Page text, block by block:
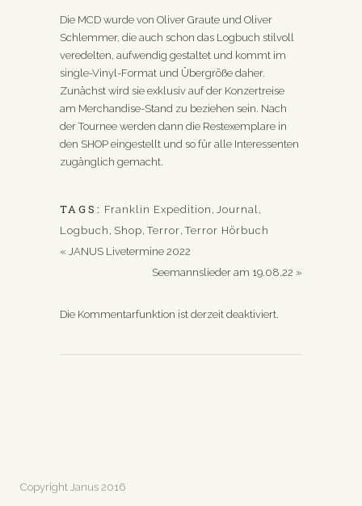
Die MCD wurde von Oliver Graute und Oliver
Schlemmer, die auch schon das Logbuch stilvoll
veredelten, aufwendig gestaltet und kommt im
single-Vinyl-Format und Übergröße daher.
Zunächst wird sie exklusiv auf der Konzertreise
am Merchandise-Stand zu beziehen sein. Nach
der Tournee werden dann die Restexemplare in
den SHOP eingestellt und so für alle Interessenten
zugänglich gemacht.
TAGS: Franklin Expedition , Journal ,
Logbuch , Shop,Terror,Terror Hörbuch
« JANUS Livetermine 2022
Seemannslieder am 19.08.22 »
Die Kommentarfunktion ist derzeit deaktiviert.
Copyright Janus 2016